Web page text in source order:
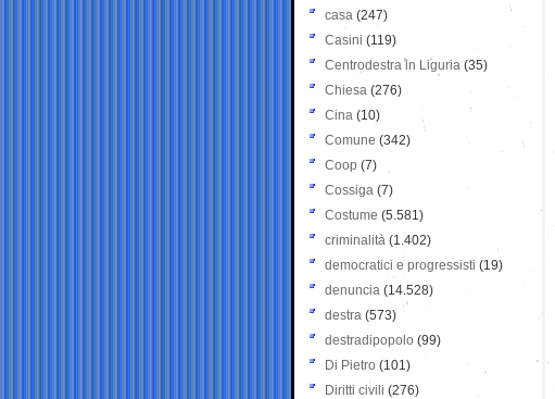
casa (247)
Casini (119)
Centrodestra in Liguria (35)
Chiesa (276)
Cina (10)
Comune (342)
Coop (7)
Cossiga (7)
Costume (5.581)
criminalità (1.402)
democratici e progressisti (19)
denuncia (14.528)
destra (573)
destradipopolo (99)
Di Pietro (101)
Diritti civili (276)